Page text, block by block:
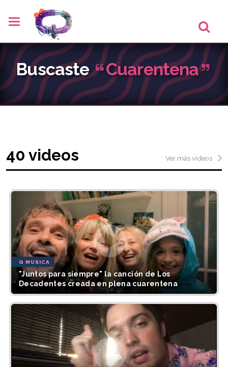
Buscaste Cuarentena
40 videos Ver más videos
Q MUSICA
"Juntos para siempre" la canción de Los
Decadentes creada en plena cuarentena